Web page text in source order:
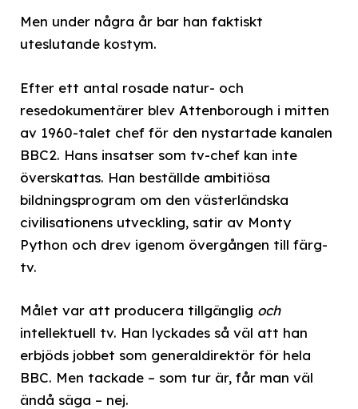
Men under några år bar han faktiskt
uteslutande kostym.
Efter ett antal rosade natur- och
resedokumentärer blev Attenborough i mitten
av 1960-talet chef för den nystartade kanalen
BBC2. Hans insatser som tv-chef kan inte
överskattas. Han beställde ambitiösa
bildningsprogram om den västerländska
civilisationens utveckling, satir av Monty
Python och drev igenom övergången till färg-
tv.
Målet var att producera tillgänglig och
intellektuell tv. Han lyckades så väl att han
erbjöds jobbet som generaldirektör för hela
BBC. Men tackade – som tur är, får man väl
ändå säga – nej.